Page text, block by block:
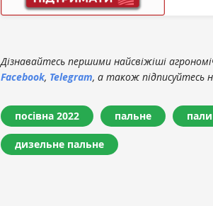
Дізнавайтесь першими найсвіжіші
Facebook, Telegram, а також підписуйтесь
посівна 2022 пальне
дизельне пальне